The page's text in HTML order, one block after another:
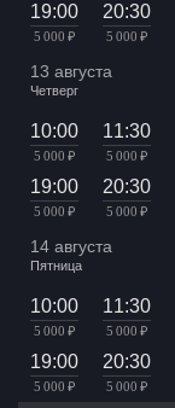
19:00
5 000 ₽
20:30
5 000 ₽
13 августа
Четверг
10:00
5 000 ₽
11:30
5 000 ₽
19:00
5 000 ₽
20:30
5 000 ₽
14 августа
Пятница
10:00
5 000 ₽
11:30
5 000 ₽
19:00
5 000 ₽
20:30
5 000 ₽